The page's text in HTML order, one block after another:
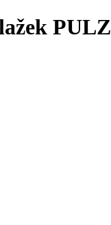
PULZ